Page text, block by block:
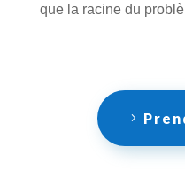
que la racine du